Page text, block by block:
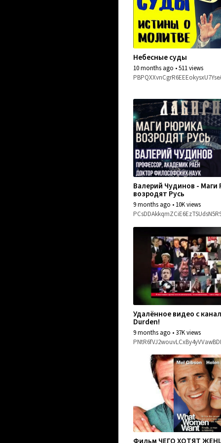
Небесные суды
10 months ago •511 views
Валерий Чудинов - Маги
возродят Русь
9 months ago • 10K views
Удалённое видео с
Durden!
9 months ago • 37K views